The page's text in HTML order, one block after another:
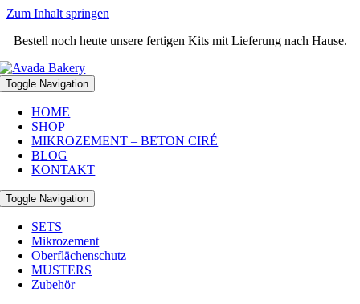
Zum Inhalt springen
Bestell noch heute unsere fertigen Kits mit Lieferung nach Hause.
Toggle Navigation
HOME
SHOP
MIKROZEMENT – BETON CIRÉ
BLOG
KONTAKT
Toggle Navigation
SETS
Mikrozement
Oberflächenschutz
MUSTERS
Zubehör